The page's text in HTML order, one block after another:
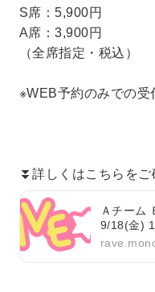
S席：5,900円
A席：3,900円
（全席指定・税込）
※WEB予約のみでの
⏬詳しくはこちらを
Ａチーム
9/18(金)
18:00 (A)